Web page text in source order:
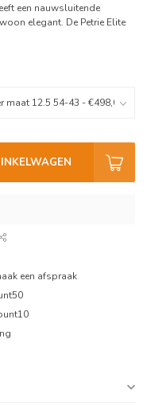
een nauwsluitende
elegant. De Petrie Elite
een afspraak